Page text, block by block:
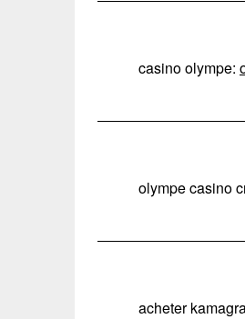
casino olympe:
olympe casino
acheter